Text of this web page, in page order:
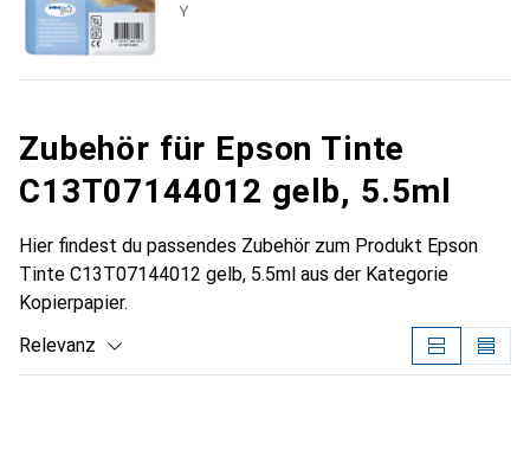
Y
Zubehör für Epson Tinte
C13T07144012 gelb, 5.5ml
Hier findest du passendes Zubehör zum Produkt Epson
Tinte C13T07144012 gelb, 5.5ml aus der Kategorie
Kopierpapier.
Relevanz